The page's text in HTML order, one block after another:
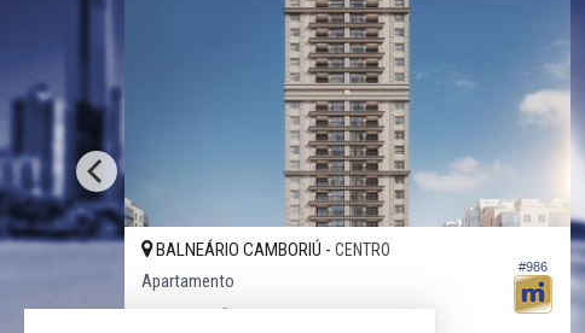
#986
BALNEÁRIO CAMBORIÚ - CENTRO
Apartamento